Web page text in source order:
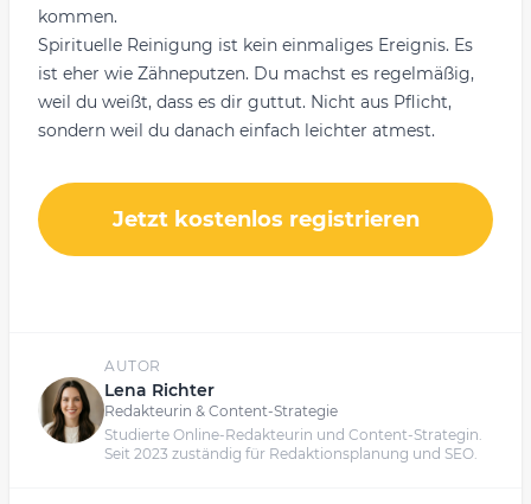
kommen.
Spirituelle Reinigung ist kein einmaliges Ereignis. Es
ist eher wie Zähneputzen. Du machst es regelmäßig,
weil du weißt, dass es dir guttut. Nicht aus Pflicht,
sondern weil du danach einfach leichter atmest.
Jetzt kostenlos registrieren
AUTOR
Lena Richter
Redakteurin & Content-Strategie
Studierte Online-Redakteurin und Content-Strategin.
Seit 2023 zuständig für Redaktionsplanung und SEO.